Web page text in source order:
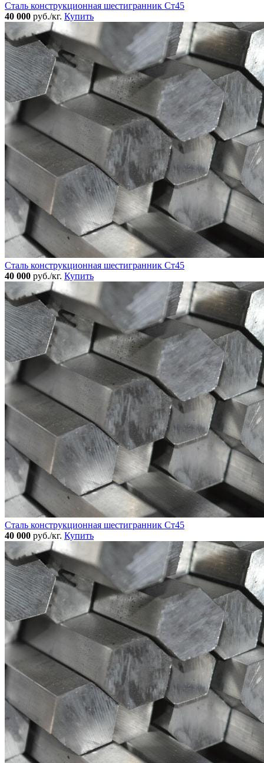
Сталь конструкционная шестигранник Ст45
40 000 руб./кг. Купить
Сталь конструкционная шестигранник Ст45
40 000 руб./кг. Купить
Сталь конструкционная шестигранник Ст45
40 000 руб./кг. Купить